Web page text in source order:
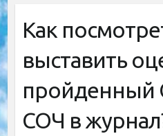
Как
выставить
пройденный
СОЧ в